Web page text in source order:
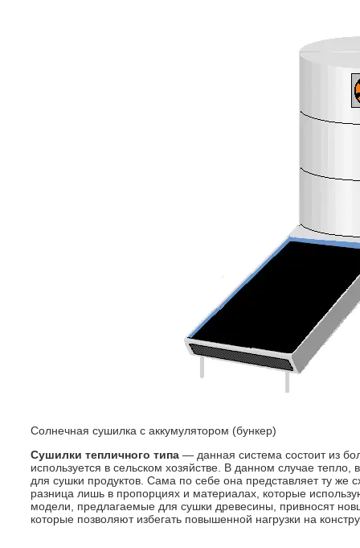
Солнечная сушилка с аккумулятором (бункер)
Сушилки тепличного типа — данная система состоит из
используется в сельском хозяйстве. В данном случае
для сушки продуктов. Сама по себе она представляет ту же
разница лишь в пропорциях и материалах, которые
модели, предлагаемые для сушки древесины, привносят
которые позволяют избегать повышенной нагрузки на